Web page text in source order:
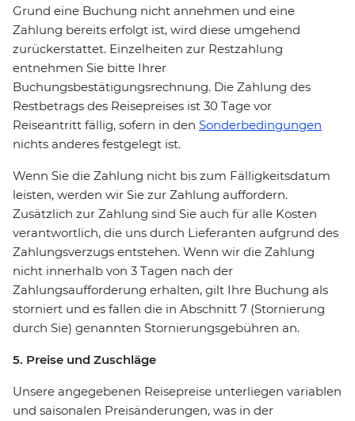
Grund eine Buchung nicht annehmen und eine
Zahlung bereits erfolgt ist, wird diese umgehend
zurückerstattet. Einzelheiten zur Restzahlung
entnehmen Sie bitte Ihrer
Buchungsbestätigungsrechnung. Die Zahlung des
Restbetrags des Reisepreises ist 30 Tage vor
Reiseantritt fällig, sofern in den Sonderbedingungen
nichts anderes festgelegt ist.
Wenn Sie die Zahlung nicht bis zum Fälligkeitsdatum
leisten, werden wir Sie zur Zahlung auffordern.
Zusätzlich zur Zahlung sind Sie auch für alle Kosten
verantwortlich, die uns durch Lieferanten aufgrund des
Zahlungsverzugs entstehen. Wenn wir die Zahlung
nicht innerhalb von 3 Tagen nach der
Zahlungsaufforderung erhalten, gilt Ihre Buchung als
storniert und es fallen die in Abschnitt 7 (Stornierung
durch Sie) genannten Stornierungsgebühren an.
5. Preise und Zuschläge
Unsere angegebenen Reisepreise unterliegen variablen
und saisonalen Preisänderungen, was in der